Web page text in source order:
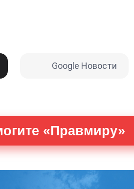
Google Новости
«Правмиру»